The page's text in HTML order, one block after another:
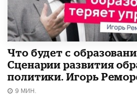
Что будет с
Сценарии развития
политики. Игорь
9 МИН.